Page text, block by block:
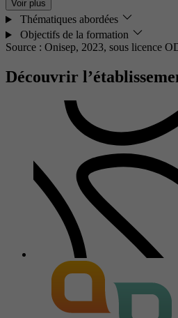
Voir plus
Thématiques abordées
Objectifs de la formation
Source : Onisep, 2023, sous licence
Découvrir